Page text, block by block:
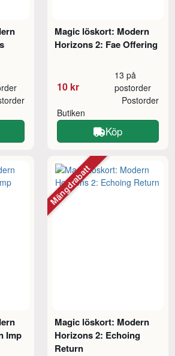
Magic löskort: Modern
Horizons 2: Fae Offering
10 kr
13 på
postorder
Butiken
Postorder
Köp
Imp
Magic löskort: Modern
Horizons 2: Echoing
Return
Mängdrabatt